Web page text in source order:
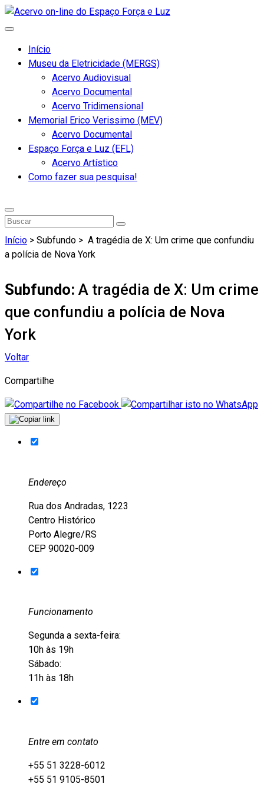
Início
Museu da Eletricidade (MERGS)
Acervo Audiovisual
Acervo Documental
Acervo Tridimensional
Memorial Erico Verissimo (MEV)
Acervo Documental
Espaço Força e Luz (EFL)
Acervo Artístico
Como fazer sua pesquisa!
Início > Subfundo > A tragédia de X: Um crime que confundiu
a polícia de Nova York
Subfundo: A tragédia de X: Um crime
que confundiu a polícia de Nova
York
Voltar
Compartilhe
Endereço
Rua dos Andradas, 1223
Centro Histórico
Porto Alegre/RS
CEP 90020-009
Funcionamento
Segunda a sexta-feira:
10h às 19h
Sábado:
11h às 18h
Entre em contato
+55 51 3228-6012
+55 51 9105-8501